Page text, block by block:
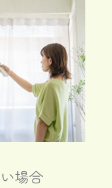
場合